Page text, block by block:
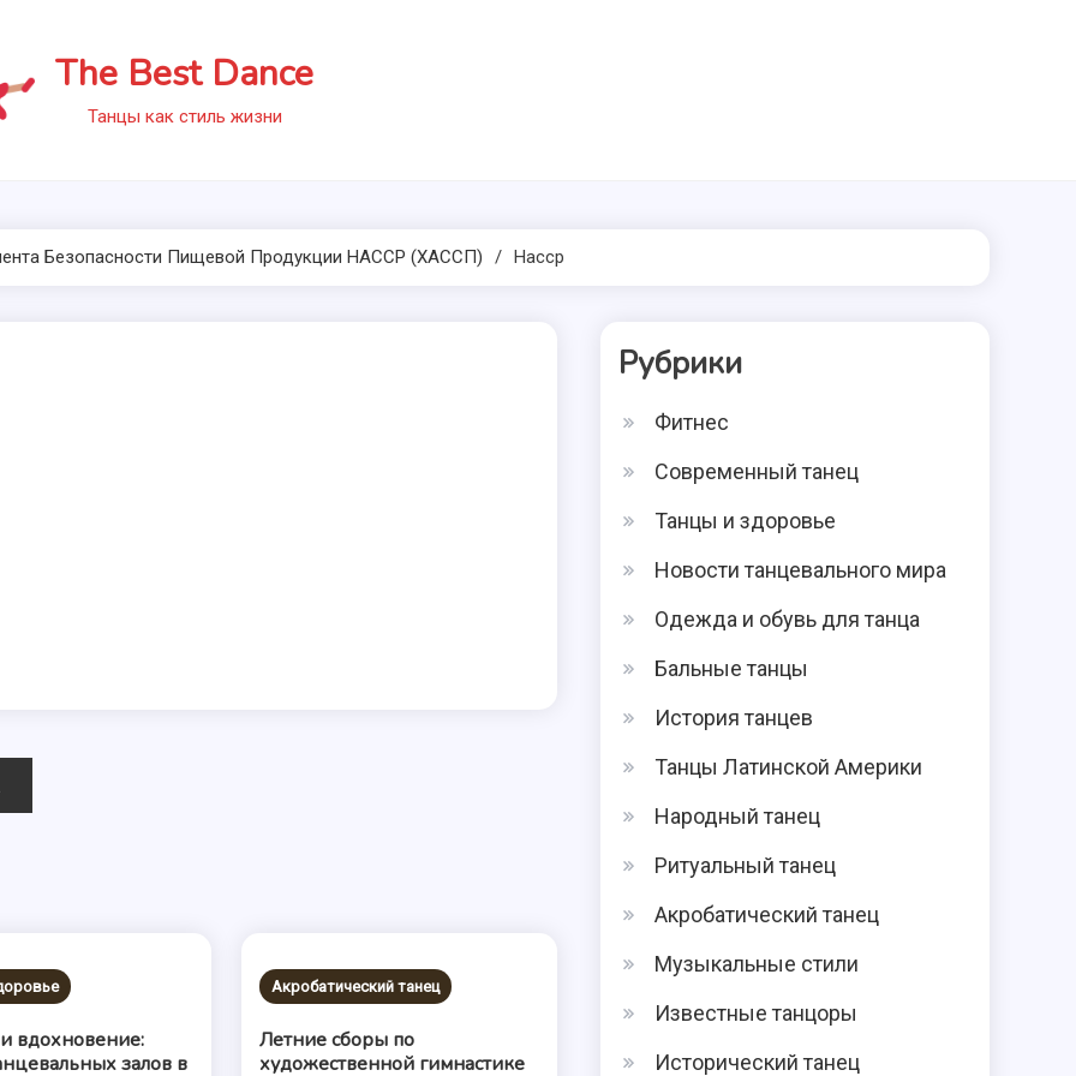
The Best Dance
Танцы как стиль жизни
Безопасности Пищевой Продукции HACCP (ХАССП) Haccp
вдохновение:
залов в
Акробатический танец
Летние сборы по
художественной гимнастике
Рубрики
Фитнес
Современный танец
Танцы и здоровье
Новости танцевального мира
Одежда и обувь для танца
Бальные танцы
История танцев
Танцы Латинской Америки
Народный танец
Ритуальный танец
Акробатический танец
Музыкальные стили
Известные танцоры
Исторический танец